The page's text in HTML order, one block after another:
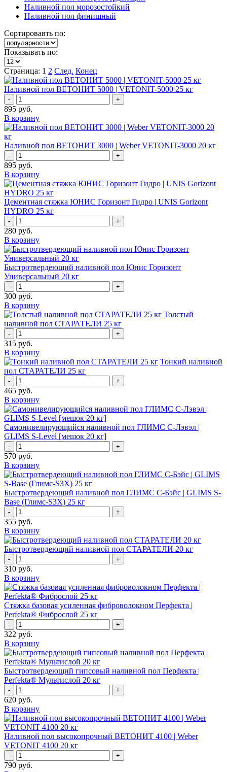
Наливной пол морозостойкий
Наливной пол финишный
Сортировавть по:
Показывать по:
Страница: 1 2 След. Конец
Наливной пол ВЕТОНИТ 5000 | VETONIT-5000 25 кг
- +
895 руб.
В корзину
Наливной пол ВЕТОНИТ 3000 | Weber VETONIT-3000 20 кг
- +
895 руб.
В корзину
Цементная стяжка ЮНИС Горизонт Гидро | UNIS Gorizont
HYDRO 25 кг
- +
280 руб.
В корзину
Быстротвердеющий наливной пол Юнис Горизонт
Универсальный 20 кг
- +
300 руб.
В корзину
Толстый
наливной пол СТАРАТЕЛИ 25 кг
- +
315 руб.
В корзину
Тонкий наливной
пол СТАРАТЕЛИ 25 кг
- +
465 руб.
В корзину
Самонивелирующийся наливной пол ГЛИМС С-Лэвэл |
GLIMS S-Level [мешок 20 кг]
- +
570 руб.
В корзину
Быстротвердеющий наливной пол ГЛИМС С-Бэйс | GLIMS S-
Base (Глимс-S3X) 25 кг
- +
355 руб.
В корзину
Быстротвердеющий наливной пол СТАРАТЕЛИ 20 кг
- +
310 руб.
В корзину
Стяжка базовая усиленная фиброволокном Перфекта |
Perfekta® Фиброслой 25 кг
- +
322 руб.
В корзину
Быстротвердеющий гипсовый наливной пол Перфекта |
Perfekta® Мультислой 20 кг
- +
620 руб.
В корзину
Наливной пол высокопрочный ВЕТОНИТ 4100 | Weber
VETONIT 4100 20 кг
- +
790 руб.